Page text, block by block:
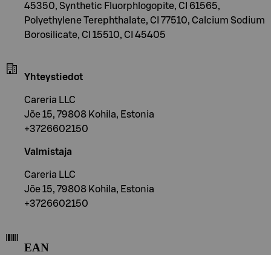
45350, Synthetic Fluorphlogopite, CI 61565,
Polyethylene Terephthalate, CI 77510, Calcium Sodium
Borosilicate, CI 15510, CI 45405
Yhteystiedot
Careria LLC
Jõe 15, 79808 Kohila, Estonia
+3726602150
Valmistaja
Careria LLC
Jõe 15, 79808 Kohila, Estonia
+3726602150
EAN